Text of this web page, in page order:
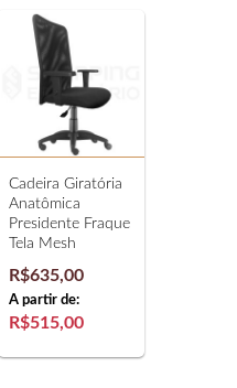
Cadeira Giratória
Anatômica
Presidente Fraque
Tela Mesh
R$635,00
A partir de:
R$515,00